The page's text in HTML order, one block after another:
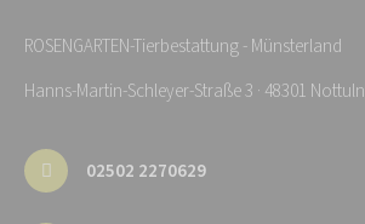
ROSENGARTEN-Tierbestattung - Münsterland
Hanns-Martin-Schleyer-Straße 3 · 48301 Nottuln
02502 2270629